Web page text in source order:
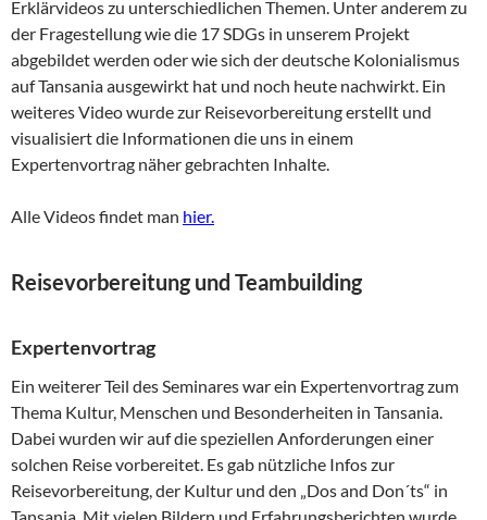
Erklärvideos zu unterschiedlichen Themen. Unter anderem zu
der Fragestellung wie die 17 SDGs in unserem Projekt
abgebildet werden oder wie sich der deutsche Kolonialismus
auf Tansania ausgewirkt hat und noch heute nachwirkt. Ein
weiteres Video wurde zur Reisevorbereitung erstellt und
visualisiert die Informationen die uns in einem
Expertenvortrag näher gebrachten Inhalte.
Alle Videos findet man hier.
Reisevorbereitung und Teambuilding
Expertenvortrag
Ein weiterer Teil des Seminares war ein Expertenvortrag zum
Thema Kultur, Menschen und Besonderheiten in Tansania.
Dabei wurden wir auf die speziellen Anforderungen einer
solchen Reise vorbereitet. Es gab nützliche Infos zur
Reisevorbereitung, der Kultur und den „Dos and Don´ts“ in